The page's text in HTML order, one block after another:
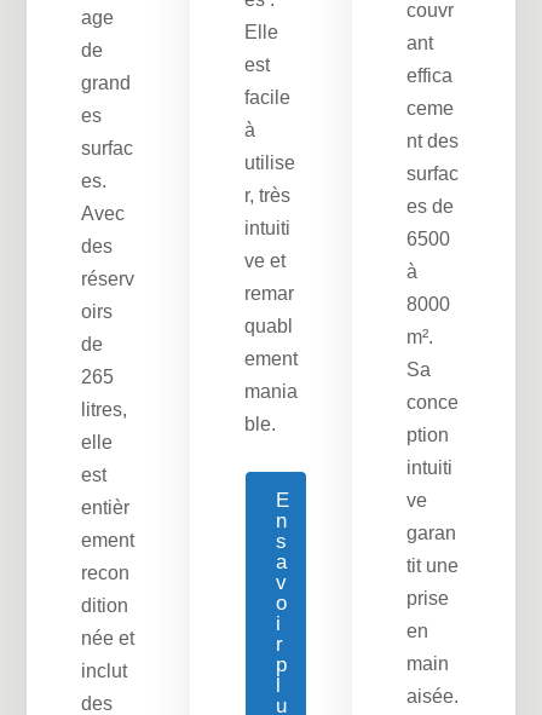
age
de
grand
es
surfac
es.
Avec
des
réserv
oirs
de
265
litres,
elle
est
entièr
ement
recon
dition
née et
inclut
des
Elle
est
facile
à
utilise
r, très
intuiti
ve et
remar
quabl
ement
mania
ble.
E
n
s
a
v
o
i
r
p
u
couvr
ant
effica
ceme
nt des
surfac
es de
6500
à
8000
m².
Sa
conce
ption
intuiti
ve
garan
tit une
prise
en
main
aisée.